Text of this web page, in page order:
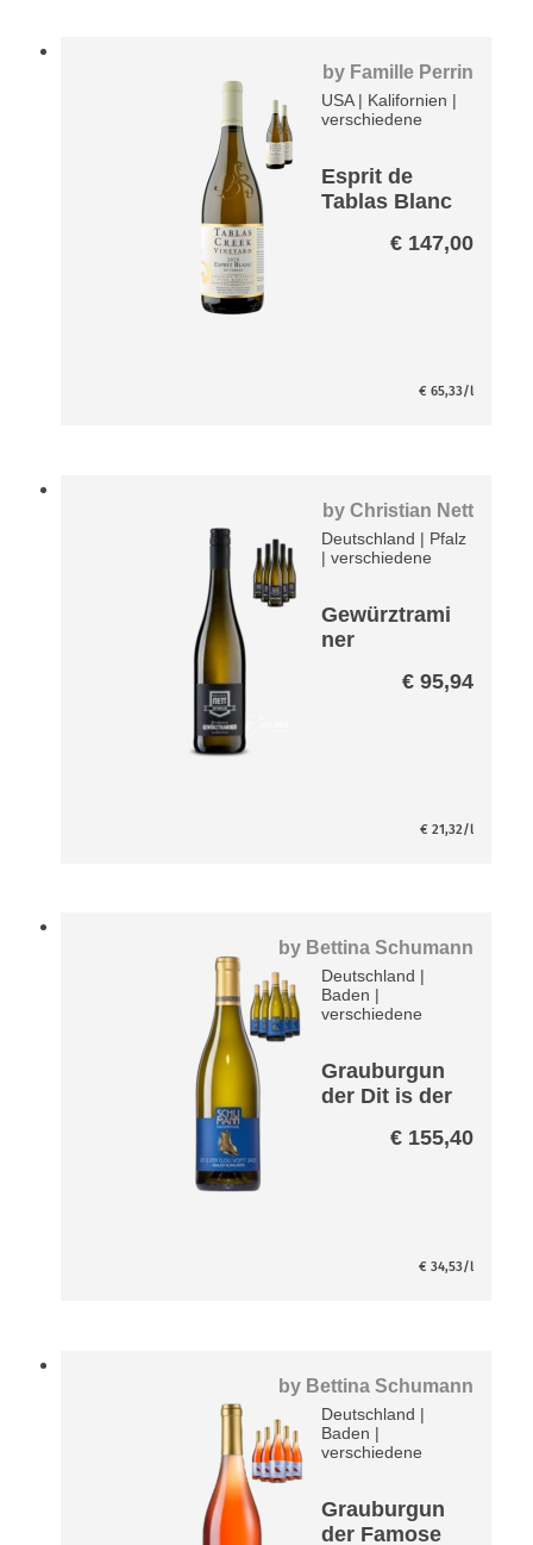
by Famille Perrin
USA| Kalifornien |
verschiedene
Esprit de
Tablas Blanc
€147,00
€ 65,33/l
by Christian Nett
Deutschland | Pfalz
|verschiedene
Gewürztrami
ner
entalkoholisi
€95,94
€ 21,32/l
by Bettina Schumann
Deutschland |
Baden |
verschiedene
Grauburgun
der Dit is der
Janze Paket
€155,40
€ 34,53/l
by Bettina Schumann
Deutschland |
Baden |
verschiedene
Grauburgun
der Famose